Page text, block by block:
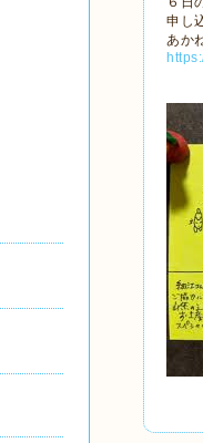
申し
あか